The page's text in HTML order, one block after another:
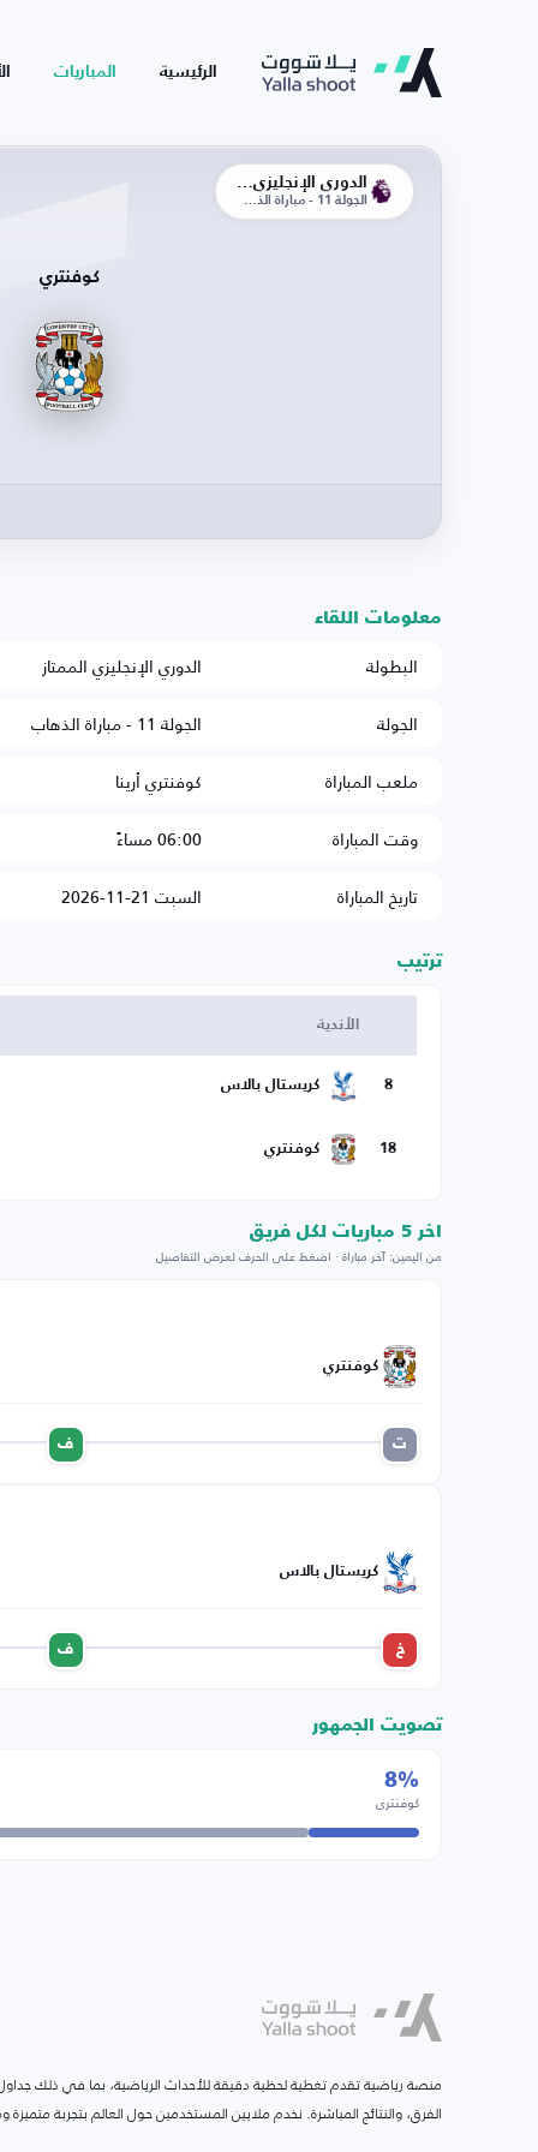
الرئيسية المباريات
الجولة 11 - مباراة الذهاب
كوفنتري
معلومات اللقاء
البطولة
الدوري الإنجليزي الممتاز
الجولة
الجولة 11 - مباراة الذهاب
ملعب المباراة
كوفنتري أرينا
وقت المباراة
06:00 مساءً
تاريخ المباراة
السبت 21-11-2026
ترتيب
الأندية
8 كريستال بالاس
18 كوفنتري
اخر 5 مباريات لكل فريق
من اليمين: آخر مباراة · اضغط على الحرف لعرض التفاصيل
كوفنتري
ت ف
كريستال بالاس
خ ف
تصويت الجمهور
8%
كوفنتري
منصة رياضية تقدم تغطية لحظية دقيقة للأحداث الرياضية، بما في ذلك جداول
الفرق، والنتائج المباشرة. نخدم ملايين المستخدمين حول العالم بتجربة